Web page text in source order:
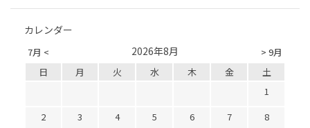
カレンダー
7月 < > 9月
2026年8月
日 月 火 水 木 金
土
1
2
3 4 5 6 7
8